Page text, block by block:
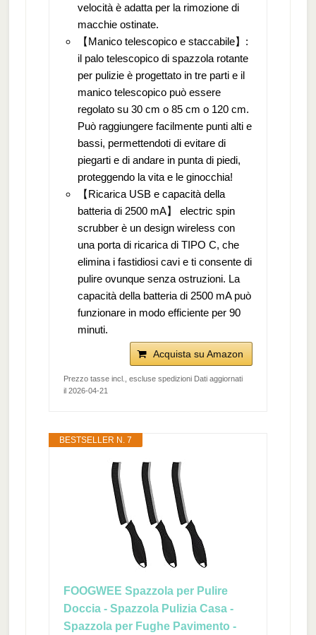
velocità è adatta per la rimozione di
macchie ostinate.
【Manico telescopico e staccabile】:
il palo telescopico di spazzola rotante
per pulizie è progettato in tre parti e il
manico telescopico può essere
regolato su 30 cm o 85 cm o 120 cm.
Può raggiungere facilmente punti alti e
bassi, permettendoti di evitare di
piegarti e di andare in punta di piedi,
proteggendo la vita e le ginocchia!
【Ricarica USB e capacità della
batteria di 2500 mA】 electric spin
scrubber è un design wireless con
una porta di ricarica di TIPO C, che
elimina i fastidiosi cavi e ti consente di
pulire ovunque senza ostruzioni. La
capacità della batteria di 2500 mA può
funzionare in modo efficiente per 90
minuti.
Acquista su Amazon
Prezzo tasse incl., escluse spedizioni Dati aggiornati
il 2026-04-21
BESTSELLER N. 7
FOOGWEE Spazzola per Pulire
Doccia - Spazzola Pulizia Casa -
Spazzola per Fughe Pavimento -